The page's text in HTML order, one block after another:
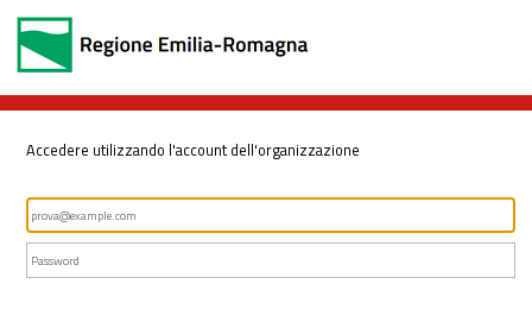
Accedere utilizzando l'account dell'organizzazione